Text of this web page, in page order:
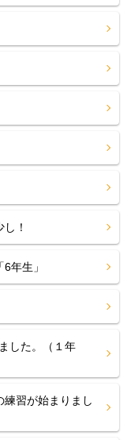
！
年生」
した。（１年
習が始まりまし